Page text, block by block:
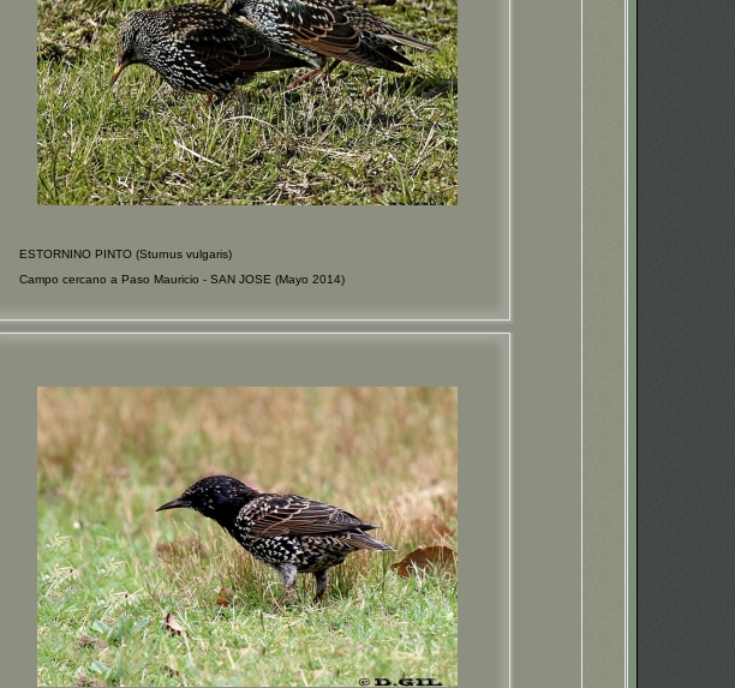
ESTORNINO PINTO (Sturnus vulgaris)
Campo cercano a Paso Mauricio - SAN JOSE (Mayo 2014)